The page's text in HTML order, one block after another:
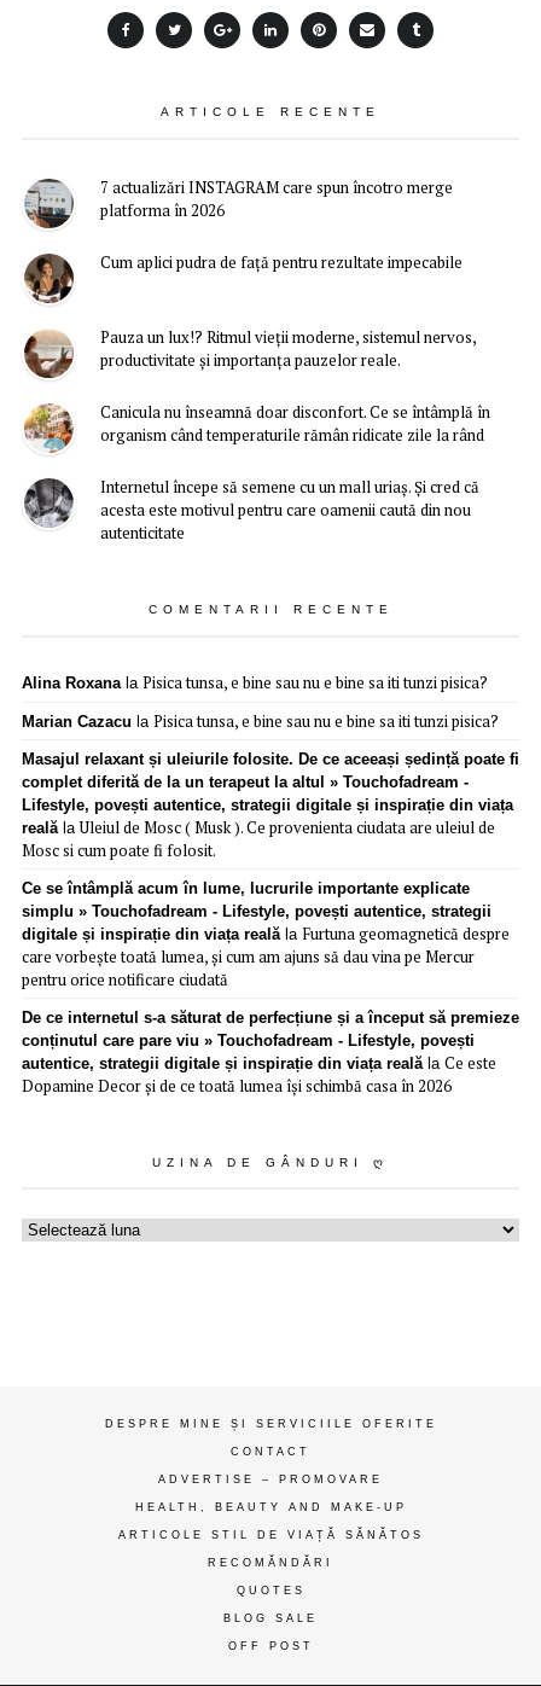
ARTICOLE RECENTE
7 actualizări INSTAGRAM care spun încotro merge
platforma în 2026
Cum aplici pudra de față pentru rezultate impecabile
Pauza un lux!? Ritmul vieții moderne, sistemul nervos,
productivitate și importanța pauzelor reale.
Canicula nu înseamnă doar disconfort. Ce se întâmplă în
organism când temperaturile rămân ridicate zile la rând
Internetul începe să semene cu un mall uriaș. Și cred că
acesta este motivul pentru care oamenii caută din nou
autenticitate
COMENTARII RECENTE
Alina Roxanala Pisica tunsa, e bine sau nu e bine sa iti tunzi pisica?
Marian Cazacu la Pisica tunsa, e bine sau nu e bine sa iti tunzi pisica?
Masajul relaxant și uleiurile folosite. De ce aceeași ședință poate fi
complet diferită de la un terapeut la altul » Touchofadream -
Lifestyle, povești autentice, strategii digitale și inspirație din viața
realălaUleiul de Mosc ( Musk ). Ce provenienta ciudata are uleiul de
Mosc si cum poate fi folosit.
Ce se întâmplă acum în lume, lucrurile importante explicate
simplu » Touchofadream - Lifestyle, povești autentice, strategii
digitale și inspirație din viața realăla Furtuna geomagnetică despre
care vorbește toată lumea, și cum am ajuns să dau vina pe Mercur
pentru orice notificare ciudată
De ce internetul s-a săturat de perfecțiune și a început să premieze
conținutul care pare viu » Touchofadream - Lifestyle, povești
autentice, strategii digitale și inspirație din viața realăla Ce este
Dopamine Decor și de ce toată lumea își schimbă casa în 2026
UZINA DE GÂNDURI Ღ
Uzina
DESPRE MINE ȘI SERVICIILE OFERITE
CONTACT
ADVERTISE – PROMOVARE
HEALTH, BEAUTY AND MAKE-UP
ARTICOLE STIL DE VIAȚĂ SĂNĂTOS
RECOMĂNDĂRI
QUOTES
BLOG SALE
OFF POST